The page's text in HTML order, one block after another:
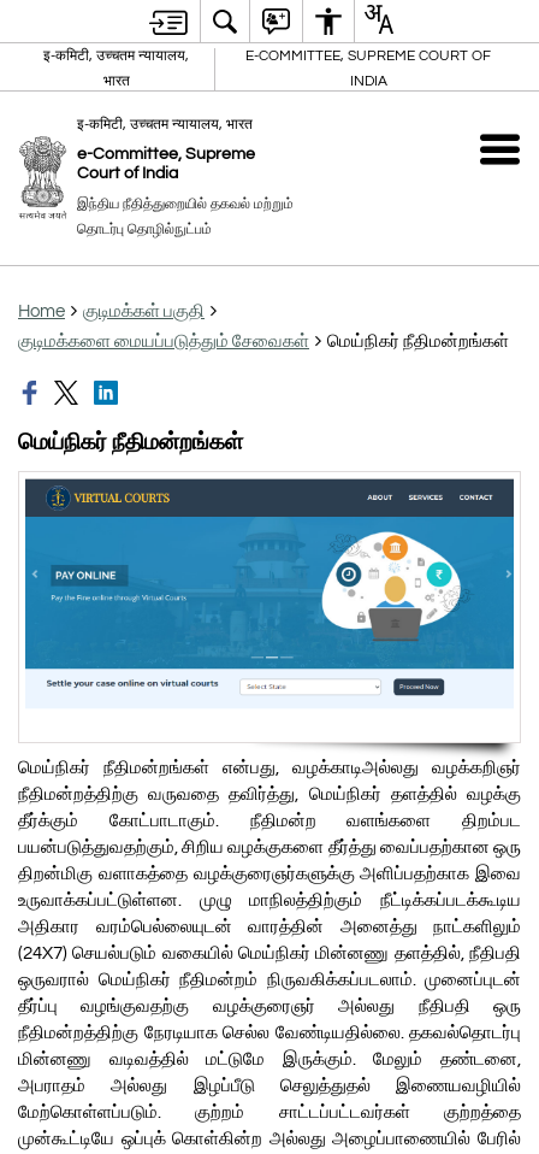
इ-कमिटी, उच्चतम न्यायालय,
भारत
E-COMMITTEE, SUPREME COURT OF
INDIA
इ-कमिटी, उच्चतम न्यायालय, भारत
e-Committee, Supreme
Court of India
இந்திய நீதித்துறையில் தகவல் மற்றும்
தொடர்பு தொழில்நுட்பம்
Home
குடிமக்கள் பகுதி
குடிமக்களை மையப்படுத்தும் சேவைகள்
மெய்நிகர் நீதிமன்றங்கள்
மெய்நிகர் நீதிமன்றங்கள்
மெய்நிகர் நீதிமன்றங்கள் என்பது, வழக்காடிஅல்லது வழக்கறிஞர்
நீதிமன்றத்திற்கு வருவதை தவிர்த்து, மெய்நிகர் தளத்தில் வழக்கு
தீர்க்கும் கோட்பாடாகும். நீதிமன்ற வளங்களை திறம்பட
பயன்படுத்துவதற்கும், சிறிய வழக்குகளை தீர்த்து வைப்பதற்கான ஒரு
திறன்மிகு வளாகத்தை வழக்குரைஞர்களுக்கு அளிப்பதற்காக இவை
உருவாக்கப்பட்டுள்ளன. முழு மாநிலத்திற்கும் நீட்டிக்கப்படக்கூடிய
அதிகார வரம்பெல்லையுடன் வாரத்தின் அனைத்து நாட்களிலும்
(24X7) செயல்படும் வகையில் மெய்நிகர் மின்னணு தளத்தில், நீதிபதி
ஒருவரால் மெய்நிகர் நீதிமன்றம் நிருவகிக்கப்படலாம். முனைப்புடன்
தீர்ப்பு வழங்குவதற்கு வழக்குரைஞர் அல்லது நீதிபதி ஒரு
நீதிமன்றத்திற்கு நேரடியாக செல்ல வேண்டியதில்லை. தகவல்தொடர்பு
மின்னணு வடிவத்தில் மட்டுமே இருக்கும். மேலும் தண்டனை,
அபராதம் அல்லது இழப்பீடு செலுத்துதல் இணையவழியில்
மேற்கொள்ளப்படும். குற்றம் சாட்டப்பட்டவர்கள் குற்றத்தை
முன்கூட்டியே ஒப்புக் கொள்கின்ற அல்லது அழைப்பாணையில் பேரில்